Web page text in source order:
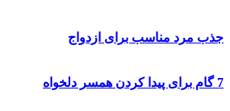
جذب مرد مناسب برای ازدواج
7 گام برای پیدا کردن همسر دلخواه